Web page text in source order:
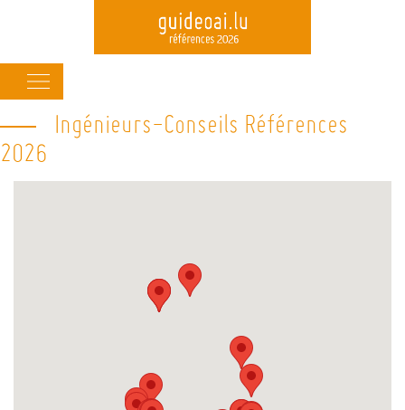
Skip
to
content
navigation
Ingénieurs-Conseils Références
2026